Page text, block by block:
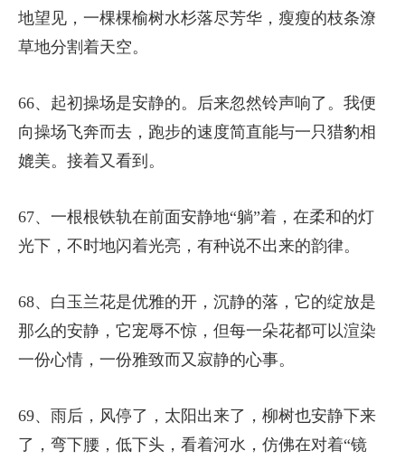
地望见，一棵棵榆树水杉落尽芳华，瘦瘦的枝条潦
草地分割着天空。
66、起初操场是安静的。后来忽然铃声响了。我便
向操场飞奔而去，跑步的速度简直能与一只猎豹相
媲美。接着又看到。
67、一根根铁轨在前面安静地“躺”着，在柔和的灯
光下，不时地闪着光亮，有种说不出来的韵律。
68、白玉兰花是优雅的开，沉静的落，它的绽放是
那么的安静，它宠辱不惊，但每一朵花都可以渲染
一份心情，一份雅致而又寂静的心事。
69、雨后，风停了，太阳出来了，柳树也安静下来
了，弯下腰，低下头，看着河水，仿佛在对着“镜